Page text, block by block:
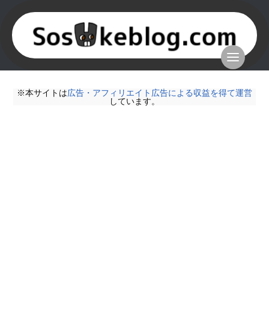
※本サイトは広告・アフィリエイト広告による収益を得て運営
しています。